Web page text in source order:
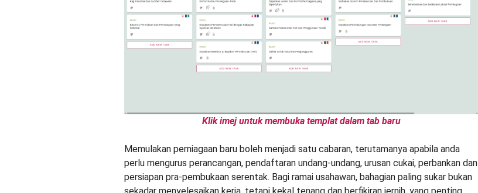
Klik imej untuk membuka templat dalam tab baru
Memulakan perniagaan baru boleh menjadi satu cabaran, terutamanya apabila anda
perlu mengurus perancangan, pendaftaran undang-undang, urusan cukai, perbankan dan
persiapan pra-pembukaan serentak. Bagi ramai usahawan, bahagian paling sukar bukan